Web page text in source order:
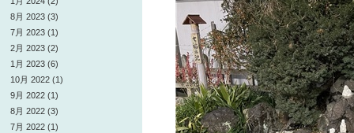
8月 2023 (3)
7月 2023 (1)
2月 2023 (2)
1月 2023 (6)
10月 2022 (1)
9月 2022 (1)
8月 2022 (3)
7月 2022 (1)